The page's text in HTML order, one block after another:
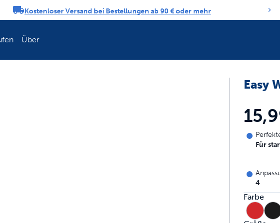
Karussell
Kostenloser Versand bei Bestellungen ab 90 € oder mehr
Erneuern Sie die
Über
Easy
Für
4
Farbe